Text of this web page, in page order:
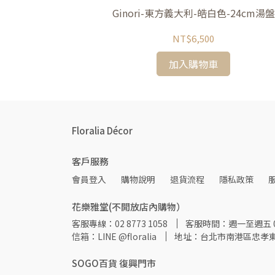
Ginori-東方義大利-皓白色-24cm湯盤
NT$6,500
加入購物車
Floralia Décor
客戶服務
會員登入 購物說明 退貨流程 隱私政策
花樂雅堂(不開放店內購物）
客服專線：02 8773 1058
客服時間：週一至週五
信箱：LINE @floralia
地址：台北市南港區忠孝
SOGO百貨 復興門市